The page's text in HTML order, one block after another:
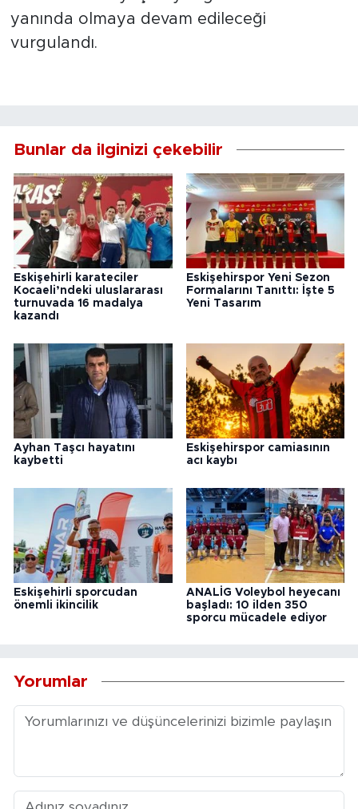
yanında olmaya devam edileceği
vurgulandı.
Bunlar da ilginizi çekebilir
Eskişehirli karateciler
Kocaeli’ndeki uluslararası
turnuvada 16 madalya
kazandı
Eskişehirspor Yeni Sezon
Formalarını Tanıttı: İşte 5
Yeni Tasarım
Ayhan Taşcı hayatını
kaybetti
Eskişehirspor camiasının
acı kaybı
Eskişehirli sporcudan
önemli ikincilik
ANALİG Voleybol heyecanı
başladı: 10 ilden 350
sporcu mücadele ediyor
Yorumlar